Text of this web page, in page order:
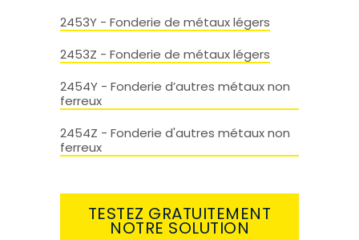
2453Y - Fonderie de métaux légers
2453Z - Fonderie de métaux légers
2454Y - Fonderie d’autres métaux non
ferreux
2454Z - Fonderie d'autres métaux non
ferreux
TESTEZ GRATUITEMENT
NOTRE SOLUTION